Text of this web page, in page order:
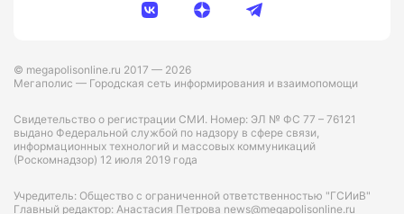
© megapolisonline.ru 2017 — 2026
Мегаполис — Городская сеть информирования и взаимопомощи
Свидетельство о регистрации СМИ. Номер: ЭЛ № ФС 77 – 76121
выдано Федеральной службой по надзору в сфере связи,
информационных технологий и массовых коммуникаций
(Роскомнадзор) 12 июля 2019 года
Учредитель: Общество с ограниченной ответственностью "ГСИиВ"
Главный редактор: Анастасия Петрова news@megapolisonline.ru